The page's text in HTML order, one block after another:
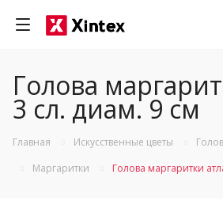
Голова
3 сл. диам. 9 см
Главная Искусственные цветы
Маргаритки
Голова маргаритки